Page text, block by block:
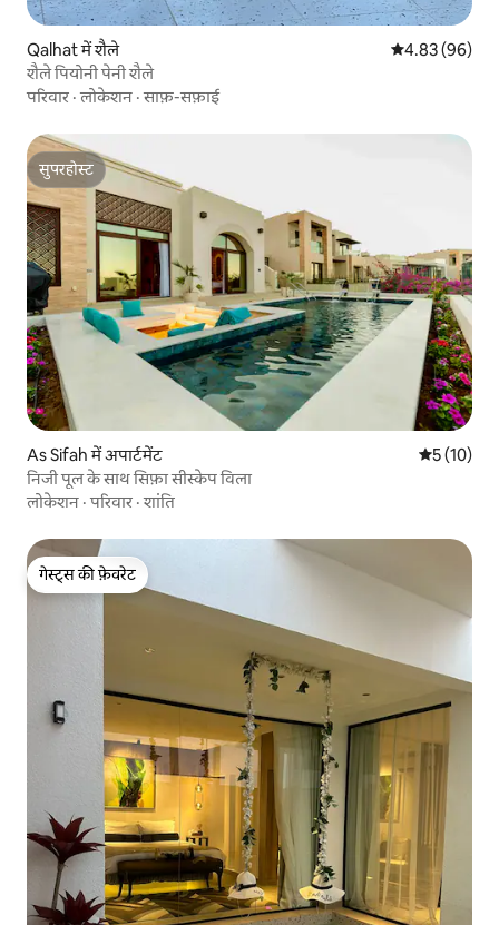
Qalhat में शैले औसत रेटिंग 5 में
4.83 (96)
शैले पियोनी पेनी शैले
परिवार ·लोकेशन ·साफ़-सफ़ाई
सुपरहोस्ट
सुपरहोस्ट
As Sifah में अपार्टमेंट औसत रेटिंग
5 (10)
निजी पूल के साथ सिफ़ा सीस्केप विला
लोकेशन ·परिवार ·शांति
गेस्ट्स की फ़ेवरेट
गेस्ट्स की फ़ेवरेट